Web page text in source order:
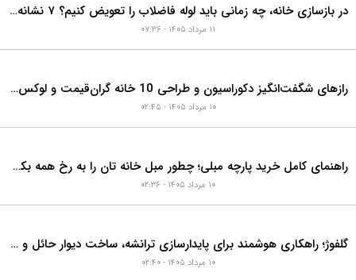
در بازسازی خانه، چه زمانی باید لوله فاضلاب را تعویض کنیم؟ ۷ نشانه‌ای که نباید نادیده بگیرید
رازهای شگفت‌انگیز دکوراسیون و طراحی 10 خانه گران‌قیمت و لوکس دبی که هوش از سرتان می‌برد!
راهنمای کامل خرید پارچه مبلی؛ چطور مبل خانه تان را به رخ همه بکشید؟
گلفوژ؛ راهکاری هوشمند برای پایدارسازی ترانشه، ساخت دیوار حائل و زیباسازی شهری